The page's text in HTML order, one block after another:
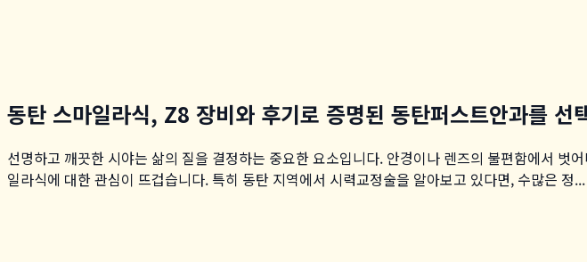
동탄 스마일라식, Z8 장비와 후기로 증명된 동탄퍼스트안과를 선
선명하고 깨끗한 시야는 삶의 질을 결정하는 중요한 요소입니다. 안경이나 렌즈의 불편함에서
일라식에 대한 관심이 뜨겁습니다. 특히 동탄 지역에서 시력교정술을 알아보고 있다면, 수많은 정...